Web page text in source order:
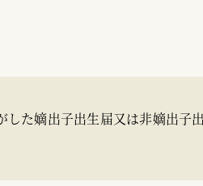
した嫡出子出生届又は非嫡出子